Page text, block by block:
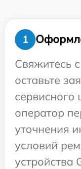
1
Свяжитесь
оставьте
оператор
уточнения
условий
устройства